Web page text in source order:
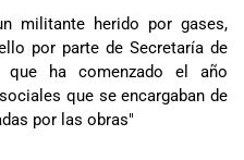
militante herido por gases,
por parte de Secretaría de
que ha comenzado el año
que se encargaban de
por las obras"